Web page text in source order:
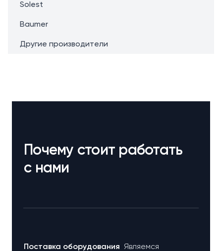
Solest
Baumer
Другие производители
Почему стоит работать
с нами
Поставка оборудования Являемся